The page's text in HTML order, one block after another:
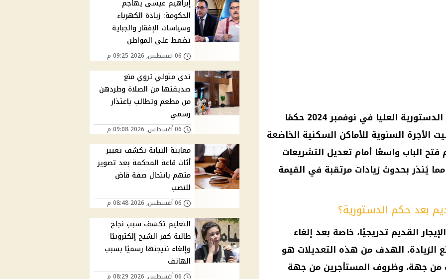
.. أصدرت المحكمة الدستورية العليا في نوفمبر 2024 حكمًا
الأجرة السنوية للأماكن السكنية الخاضعة
الباب واسعًا أمام تعديل التشريعات
يُنذر بحدوث زيادات مرتقبة في القيمة
بعد حكم الدستورية؟
الإيجار القديم تدريجيًا، خاصة بعد إلغاء
الزيادة. الهدف من هذه التعديلات هو
من جهة، وظروف المستأجرين من جهة
إبراهيم عيسى يهاجم
الحكومة: زيادة الكهرباء
وسياسات الإفقار والجباية
تضغط على المواطن
06 أغسطس, 2026 09:25 م
ندى متولي تروي منع
صديقتها من الصلاة وطردهن
من مطعم وتطالب باعتذار
رسمي
06 أغسطس, 2026 09:08 م
معاينة النيابة تكشف تغيير
أثاث قاعة المحكمة بعد تصوير
متهم بانتحال صفة قاض
للنصب
06 أغسطس, 2026 08:48 م
التعليم تكشف سبب نجاح
طالبة كفر الشيخ إلكترونيًا
وإلغاء نتيجتها رسميًا بسبب
الهاتف
06 أغسطس, 2026 08:29 م